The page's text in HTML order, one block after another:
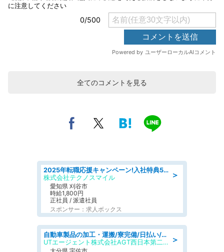
全てのコメントを見る
＞
2025年転職応援キャンペーン!入社特典58万円/デンソーで働こう!自動車工場で小型部品の検査業務 denso aichi
株式会社テクノスマイル
愛知県 刈谷市
時給1,800円
正社員 / 派遣社員
スポンサー：求人ボックス
＞
自動車製品の加工・運搬/寮完備/日払い/工場・製造
UTエージェント株式会社AGT西日本第二CU